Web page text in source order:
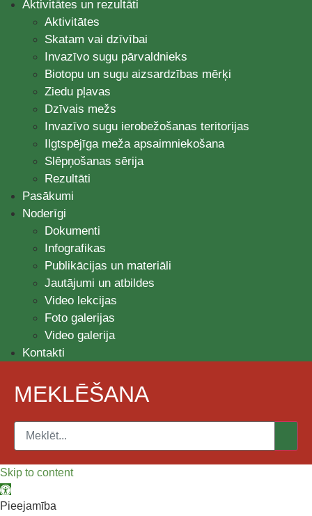
Aktivitātes un rezultāti
Aktivitātes
Skatam vai dzīvībai
Invazīvo sugu pārvaldnieks
Biotopu un sugu aizsardzības mērķi
Ziedu pļavas
Dzīvais mežs
Invazīvo sugu ierobežošanas teritorijas
Ilgtspējīga meža apsaimniekošana
Slēpņošanas sērija
Rezultāti
Pasākumi
Noderīgi
Dokumenti
Infografikas
Publikācijas un materiāli
Jautājumi un atbildes
Video lekcijas
Foto galerijas
Video galerija
Kontakti
MEKLĒŠANA
Skip to content
Open toolbar
Pieejamība